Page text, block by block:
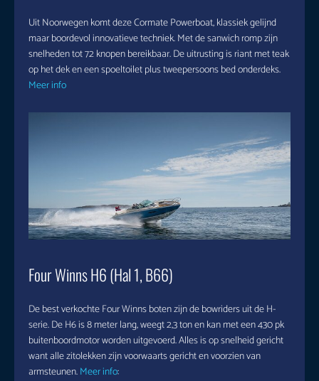
Uit Noorwegen komt deze Cormate Powerboat, klassiek gelijnd
maar boordevol innovatieve techniek. Met de sanwich romp zijn
snelheden tot 72 knopen bereikbaar. De uitrusting is riant met teak
op het dek en een spoeltoilet plus tweepersoons bed onderdeks.
Meer info
Four Winns H6 (Hal 1, B66)
De best verkochte Four Winns boten zijn de bowriders uit de H-
serie. De H6 is 8 meter lang, weegt 2,3 ton en kan met een 430 pk
buitenboordmotor worden uitgevoerd. Alles is op snelheid gericht
want alle zitolekken zijn voorwaarts gericht en voorzien van
armsteunen.Meer info: